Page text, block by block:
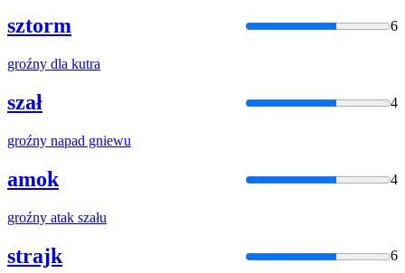
sztorm 6
groźny dla kutra
szał 4
groźny napad gniewu
amok 4
groźny atak szału
strajk 6